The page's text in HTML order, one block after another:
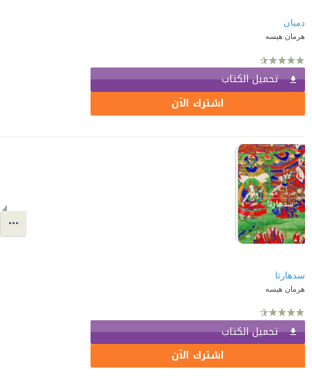
دميان
هرمان هيسه
تحميل الكتاب
اشترك الآن
سدهارتا
هرمان هيسه
تحميل الكتاب
اشترك الآن